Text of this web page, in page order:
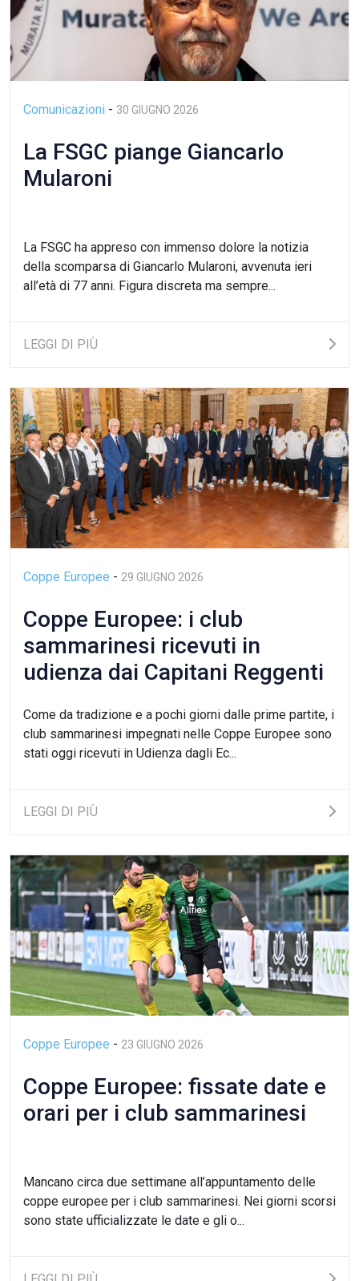
Comunicazioni - 30 GIUGNO 2026
La FSGC piange Giancarlo
Mularoni
La FSGC ha appreso con immenso dolore la notizia
della scomparsa di Giancarlo Mularoni, avvenuta ieri
all’età di 77 anni. Figura discreta ma sempre...
LEGGI DI PIÙ
Coppe Europee - 29 GIUGNO 2026
Coppe Europee: i club
sammarinesi ricevuti in
udienza dai Capitani Reggenti
Come da tradizione e a pochi giorni dalle prime partite, i
club sammarinesi impegnati nelle Coppe Europee sono
stati oggi ricevuti in Udienza dagli Ec...
LEGGI DI PIÙ
Coppe Europee - 23 GIUGNO 2026
Coppe Europee: fissate date e
orari per i club sammarinesi
Mancano circa due settimane all’appuntamento delle
coppe europee per i club sammarinesi. Nei giorni scorsi
sono state ufficializzate le date e gli o...